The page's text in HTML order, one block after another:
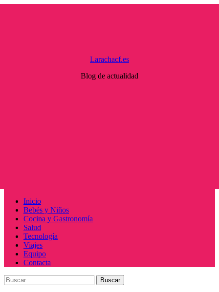
Larachacf.es
Blog de actualidad
Menú
principal
Inicio
Bebés y Niños
Cocina y Gastronomía
Salud
Tecnología
Viajes
Equipo
Contacta
Buscar: